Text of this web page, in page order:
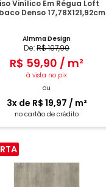
Vinílico Em Régua Loft
Denso 17,78X121,92cm
Almma Design
De:R$107,90
R$ 59,90 / m²
à vista no pix
ou
3x de R$ 19,97 / m²
no cartão de crédito